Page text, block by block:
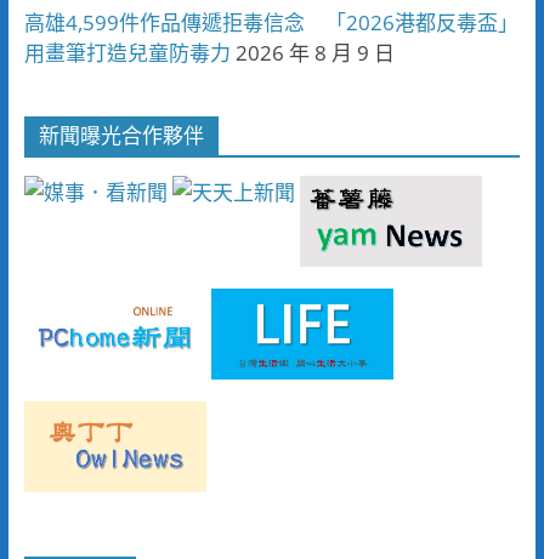
高雄4,599件作品傳遞拒毒信念 「2026港都反毒盃」
用畫筆打造兒童防毒力 2026 年 8 月 9 日
新聞曝光合作夥伴